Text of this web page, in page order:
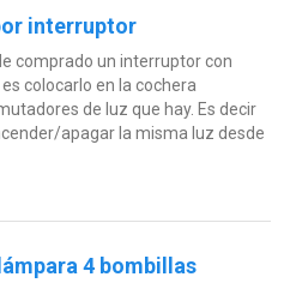
interruptor
comprado un interruptor con
colocarlo en la cochera
de luz que hay. Es decir
apagar la misma luz desde
4 bombillas